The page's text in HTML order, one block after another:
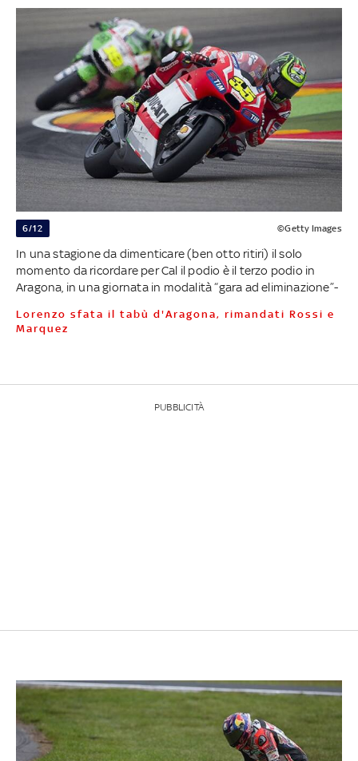
6/12 ©Getty Images
In una stagione da dimenticare (ben otto ritiri) il solo
momento da ricordare per Cal il podio è il terzo podio in
Aragona, in una giornata in modalità “gara ad eliminazione”-
Lorenzo sfata il tabù d'Aragona, rimandati Rossi e
Marquez
PUBBLICITÀ